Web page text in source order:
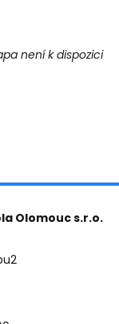
není k dispozici
Olomouc s.r.o.